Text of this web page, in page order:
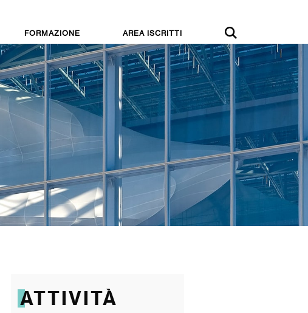
FORMAZIONE AREA ISCRITTI
ATTIVITÀ